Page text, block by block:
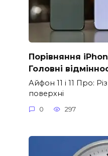
Порівняння
Головні
Айфон 11 і 11 Про:
поверхні
0 297